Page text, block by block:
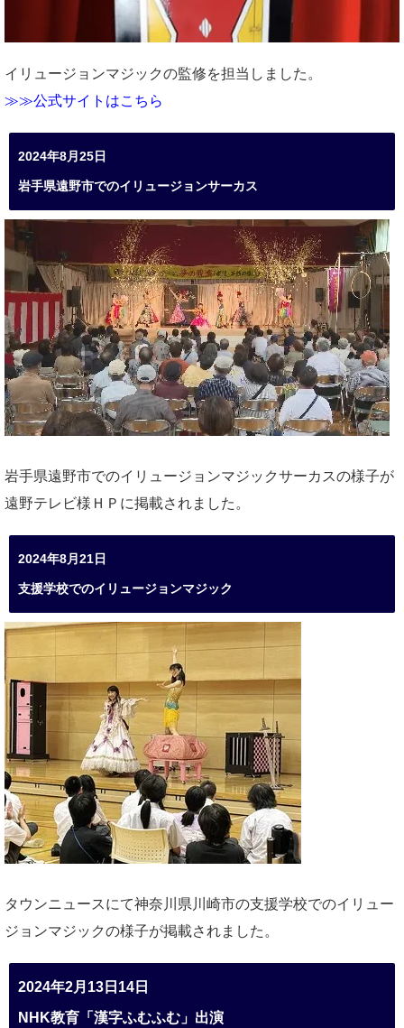
イリュージョンマジックの監修を担当しました。
≫≫公式サイトはこちら
2024年8月25日
岩手県遠野市でのイリュージョンサーカス
岩手県遠野市でのイリュージョンマジックサーカスの様子が
遠野テレビ様ＨＰに掲載されました。
2024年8月21日
支援学校でのイリュージョンマジック
タウンニュースにて神奈川県川崎市の支援学校でのイリュー
ジョンマジックの様子が掲載されました。
2024年2月13日14日
NHK教育「漢字ふむふむ」出演